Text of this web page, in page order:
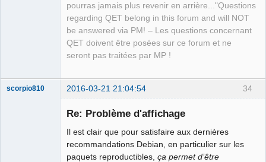
pourras jamais plus revenir en arrière..."Questions
regarding QET belong in this forum and will NOT
be answered via PM! – Les questions concernant
QET doivent être posées sur ce forum et ne
seront pas traitées par MP !
34
scorpio810 2016-03-21 21:04:54
Re: Problème d'affichage
Il est clair que pour satisfaire aux dernières
recommandations Debian, en particulier sur les
paquets reproductibles, ça permet d’être